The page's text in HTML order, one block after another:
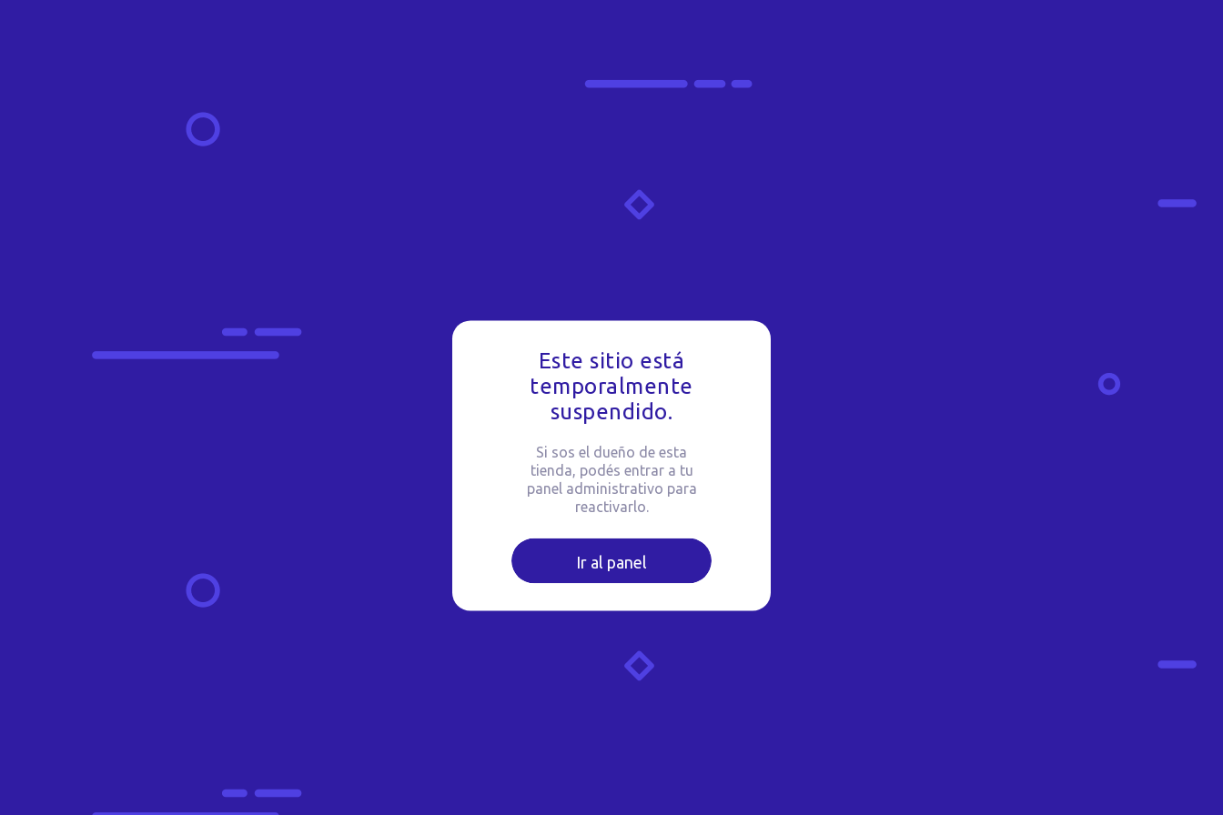
Este sitio está
temporalmente
suspendido.
Si sos el dueño de esta
tienda, podés entrar a tu
panel administrativo para
reactivarlo.
Ir al panel